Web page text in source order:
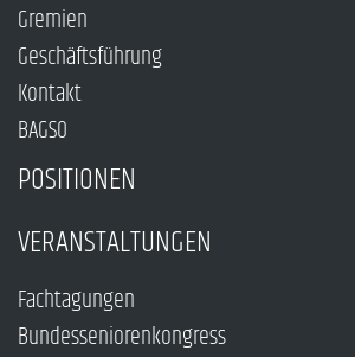
Gremien
Geschäftsführung
Kontakt
BAGSO
POSITIONEN
VERANSTALTUNGEN
Fachtagungen
Bundesseniorenkongress